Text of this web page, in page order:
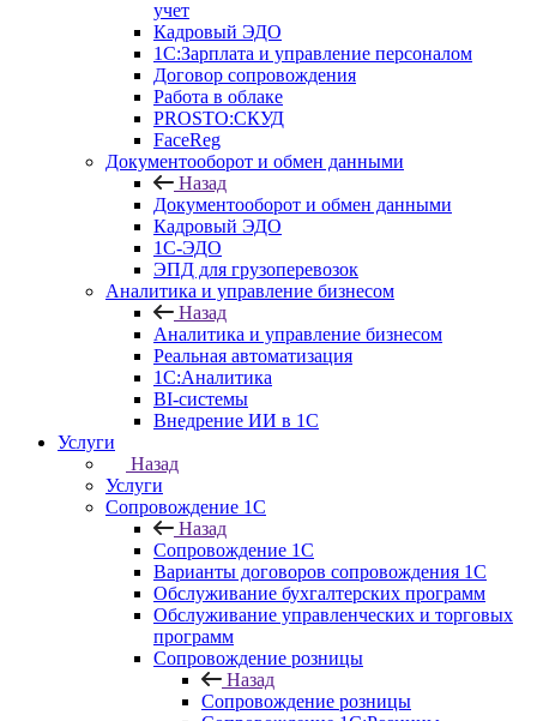
учет
Кадровый ЭДО
1С:Зарплата и управление персоналом
Договор сопровождения
Работа в облаке
PROSTO:СКУД
FaceReg
Документооборот и обмен данными
Назад
Документооборот и обмен данными
Кадровый ЭДО
1С-ЭДО
ЭПД для грузоперевозок
Аналитика и управление бизнесом
Назад
Аналитика и управление бизнесом
Реальная автоматизация
1С:Аналитика
BI-системы
Внедрение ИИ в 1С
Услуги
Назад
Услуги
Сопровождение 1С
Назад
Сопровождение 1С
Варианты договоров сопровождения 1С
Обслуживание бухгалтерских программ
Обслуживание управленческих и торговых
программ
Сопровождение розницы
Назад
Сопровождение розницы